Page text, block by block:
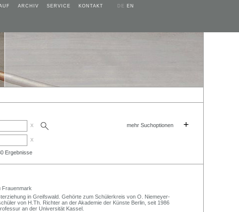
ARCHIV SERVICE KONTAKT DE EN
x mehr Suchoptionen +
x
Ergebnisse
Frauenmark
in Greifswald. Gehörte zum Schülerkreis von O. Niemeyer-
von H.Th. Richter an der Akademie der Künste Berlin, seit 1986
an der Universität Kassel.